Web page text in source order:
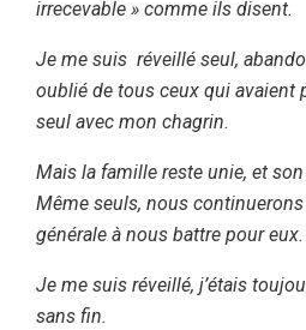
irrecevable » comme ils disent.
Je me suis réveillé seul,
oublié de tous ceux qui avaient
seul avec mon chagrin.
Mais la famille reste unie, et
Même seuls, nous
générale à nous battre pour eux.
Je me suis réveillé, j’étais
sans fin.